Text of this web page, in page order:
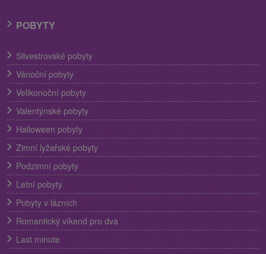
POBYTY
Silvestrovské pobyty
Vánoční pobyty
Velikonoční pobyty
Valentýnské pobyty
Halloween pobyty
Zimní lyžařské pobyty
Podzimní pobyty
Letní pobyty
Pobyty v lázních
Romantický víkend pro dva
Last minute